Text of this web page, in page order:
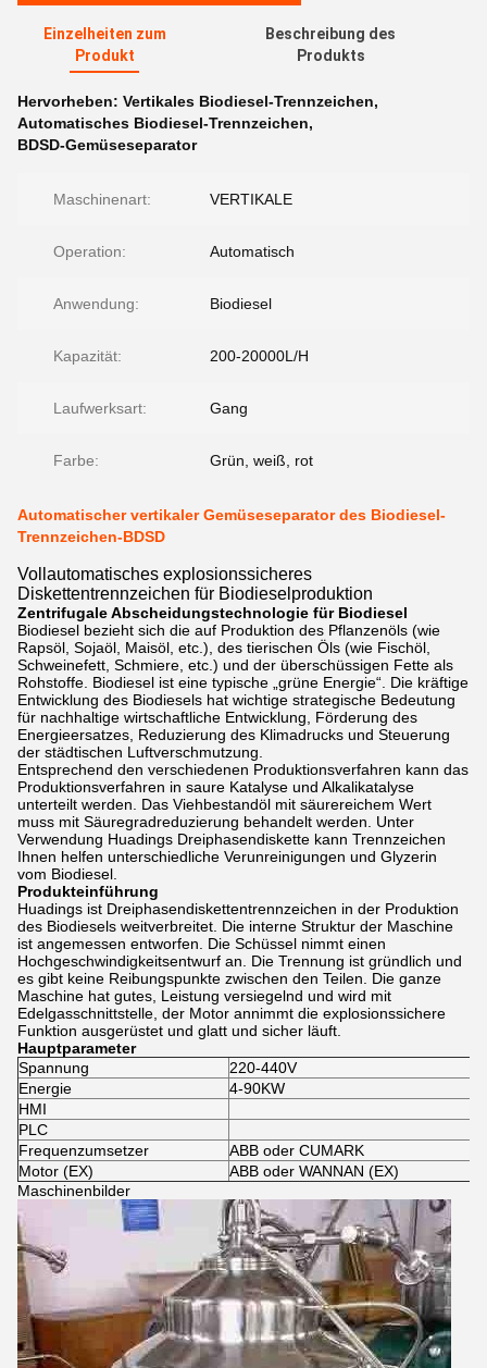
Einzelheiten zum
Produkt
Beschreibung des
Produkts
Hervorheben: Vertikales Biodiesel-Trennzeichen,
Automatisches Biodiesel-Trennzeichen,
BDSD-Gemüseseparator
Maschinenart: VERTIKALE
Operation: Automatisch
Anwendung: Biodiesel
Kapazität: 200-20000L/H
Laufwerksart: Gang
Farbe: Grün, weiß, rot
Automatischer vertikaler Gemüseseparator des Biodiesel-
Trennzeichen-BDSD
Vollautomatisches explosionssicheres
Diskettentrennzeichen für Biodieselproduktion
Zentrifugale Abscheidungstechnologie für Biodiesel
Biodiesel bezieht sich die auf Produktion des Pflanzenöls (wie
Rapsöl, Sojaöl, Maisöl, etc.), des tierischen Öls (wie Fischöl,
Schweinefett, Schmiere, etc.) und der überschüssigen Fette als
Rohstoffe. Biodiesel ist eine typische „grüne Energie“. Die kräftige
Entwicklung des Biodiesels hat wichtige strategische Bedeutung
für nachhaltige wirtschaftliche Entwicklung, Förderung des
Energieersatzes, Reduzierung des Klimadrucks und Steuerung
der städtischen Luftverschmutzung.
Entsprechend den verschiedenen Produktionsverfahren kann das
Produktionsverfahren in saure Katalyse und Alkalikatalyse
unterteilt werden. Das Viehbestandöl mit säurereichem Wert
muss mit Säuregradreduzierung behandelt werden. Unter
Verwendung Huadings Dreiphasendiskette kann Trennzeichen
Ihnen helfen unterschiedliche Verunreinigungen und Glyzerin
vom Biodiesel.
Produkteinführung
Huadings ist Dreiphasendiskettentrennzeichen in der Produktion
des Biodiesels weitverbreitet. Die interne Struktur der Maschine
ist angemessen entworfen. Die Schüssel nimmt einen
Hochgeschwindigkeitsentwurf an. Die Trennung ist gründlich und
es gibt keine Reibungspunkte zwischen den Teilen. Die ganze
Maschine hat gutes, Leistung versiegelnd und wird mit
Edelgasschnittstelle, der Motor annimmt die explosionssichere
Funktion ausgerüstet und glatt und sicher läuft.
Hauptparameter
Spannung
220-440V
Energie
4-90KW
HMI
PLC
Frequenzumsetzer
ABB oder CUMARK
Motor (EX)
ABB oder WANNAN (EX)
Maschinenbilder